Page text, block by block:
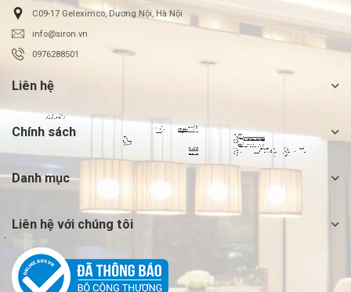
C09-17 Geleximco, Dương Nội, Hà Nội
info@siron.vn
0976288501
Liên hệ
Chính sách
Danh mục
Liên hệ với chúng tôi